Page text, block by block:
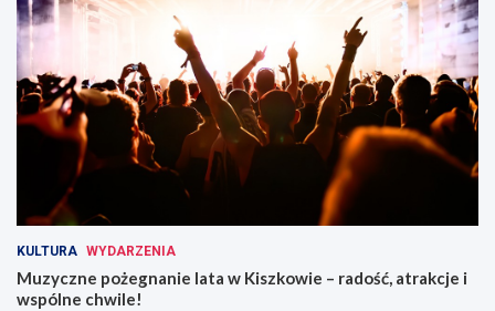
o
g
r
z
e
w
a
KULTURA WYDARZENIA
Muzyczne pożegnanie lata w Kiszkowie – radość, atrakcje i
wspólne chwile!